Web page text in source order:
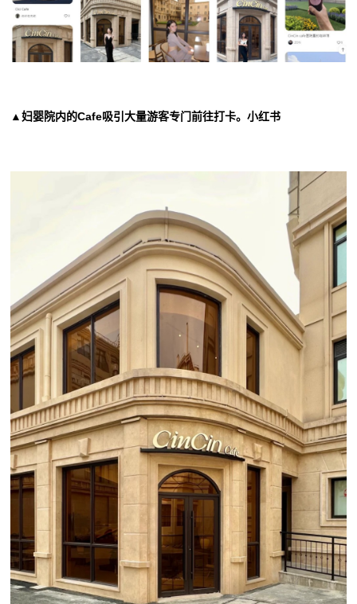
▲妇婴院内的Cafe吸引大量游客专门前往打卡。小红书